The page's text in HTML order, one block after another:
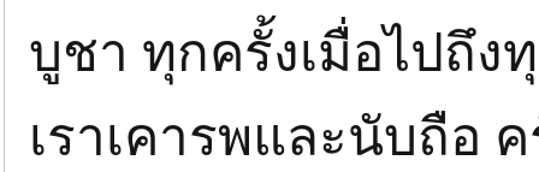
บูชา ทุกครั้งเมื่อไปถึง
เราเคารพและนับถือ